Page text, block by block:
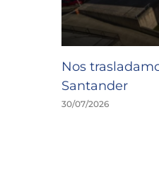
Nos
Santander
30/07/2026